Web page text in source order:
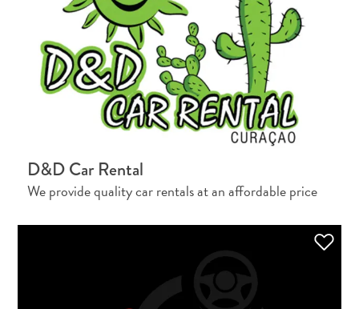
D&D Car Rental
We provide quality car rentals at an affordable price